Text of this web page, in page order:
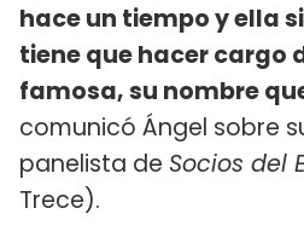
hace un tiempo y ella
tiene que hacer cargo
famosa, su nombre
comunicó Ángel sobre
panelista de Socios del
Trece).